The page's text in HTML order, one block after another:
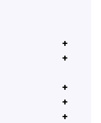
+
+
+
+
+